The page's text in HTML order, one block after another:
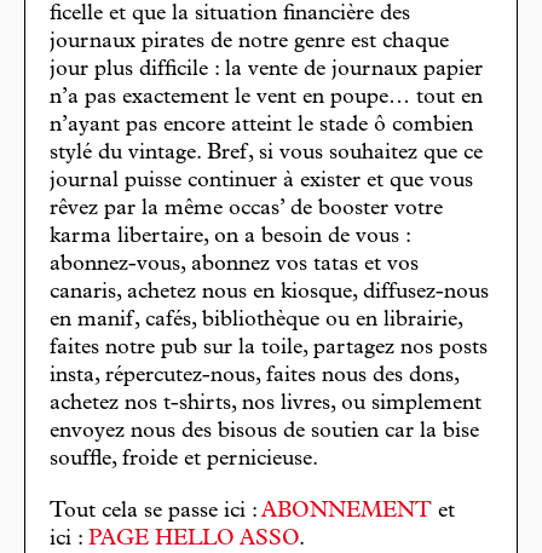
ficelle et que la situation financière des
journaux pirates de notre genre est chaque
jour plus difficile : la vente de journaux papier
n’a pas exactement le vent en poupe… tout en
n’ayant pas encore atteint le stade ô combien
stylé du vintage. Bref, si vous souhaitez que ce
journal puisse continuer à exister et que vous
rêvez par la même occas’ de booster votre
karma libertaire, on a besoin de vous :
abonnez-vous, abonnez vos tatas et vos
canaris, achetez nous en kiosque, diffusez-nous
en manif, cafés, bibliothèque ou en librairie,
faites notre pub sur la toile, partagez nos posts
insta, répercutez-nous, faites nous des dons,
achetez nos t-shirts, nos livres, ou simplement
envoyez nous des bisous de soutien car la bise
souffle, froide et pernicieuse.
Tout cela se passe ici : ABONNEMENT et
ici : PAGE HELLO ASSO.